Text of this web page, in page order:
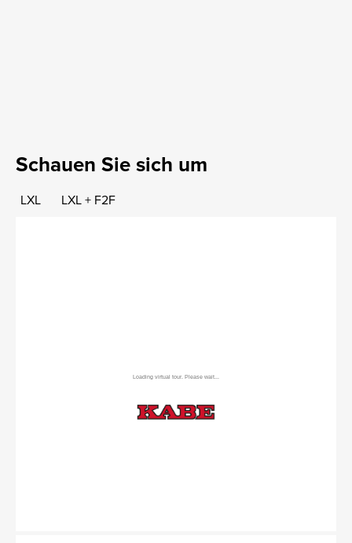
Schauen Sie sich um
LXL LXL + F2F